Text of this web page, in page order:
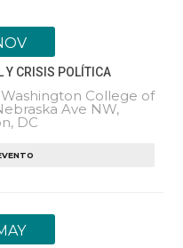
Y CRISIS POLÍTICA
College of
Ave NW,
DC